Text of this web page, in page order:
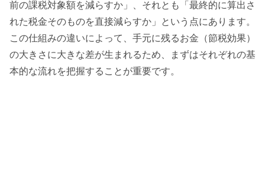
前の課税対象額を減らすか」、それとも「最終的に算出さ
れた税金そのものを直接減らすか」という点にあります。
この仕組みの違いによって、手元に残るお金（節税効果）
の大きさに大きな差が生まれるため、まずはそれぞれの基
本的な流れを把握することが重要です。